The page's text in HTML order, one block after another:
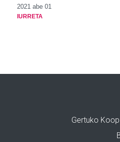
2021 abe 01
IURRETA
Gertuko